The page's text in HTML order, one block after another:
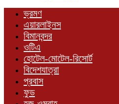
ভ্রমণ
এয়ারলাইনস
বিমানবন্দর
ওটিএ
হোটেল-মোটেল-রিসোর্ট
বিদেশযাত্রা
প্রবাস
ফুড